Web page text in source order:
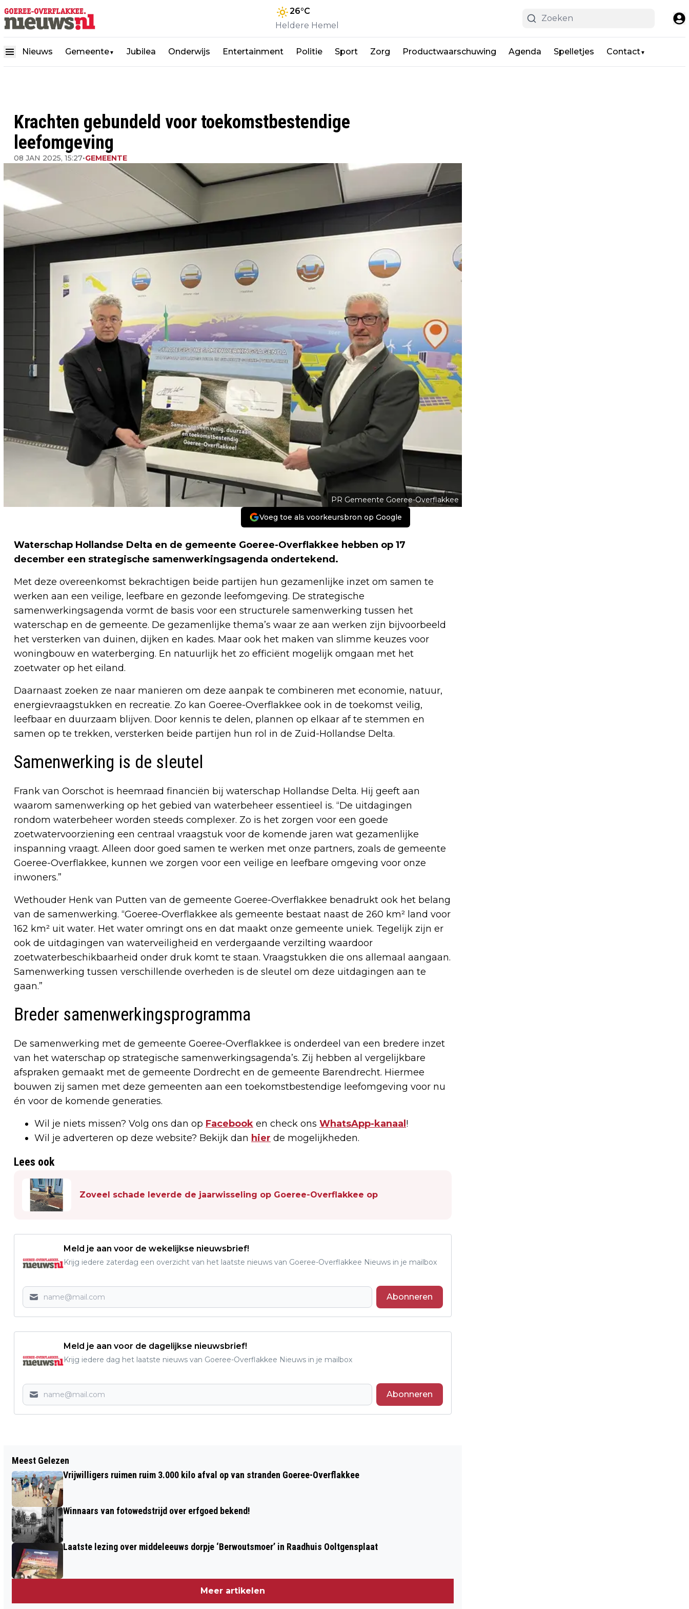
26°C
Heldere Hemel
Nieuws Gemeente▼ Jubilea Onderwijs Entertainment Politie Sport Zorg Productwaarschuwing Agenda Spelletjes Contact▼
Krachten gebundeld voor toekomstbestendige
leefomgeving
08 JAN 2025, 15:27•GEMEENTE
PR Gemeente Goeree-Overflakkee
Voeg toe als voorkeursbron op Google
Waterschap Hollandse Delta en de gemeente Goeree-Overflakkee hebben op 17
december een strategische samenwerkingsagenda ondertekend.
Met deze overeenkomst bekrachtigen beide partijen hun gezamenlijke inzet om samen te
werken aan een veilige, leefbare en gezonde leefomgeving. De strategische
samenwerkingsagenda vormt de basis voor een structurele samenwerking tussen het
waterschap en de gemeente. De gezamenlijke thema’s waar ze aan werken zijn bijvoorbeeld
het versterken van duinen, dijken en kades. Maar ook het maken van slimme keuzes voor
woningbouw en waterberging. En natuurlijk het zo efficiënt mogelijk omgaan met het
zoetwater op het eiland.
Daarnaast zoeken ze naar manieren om deze aanpak te combineren met economie, natuur,
energievraagstukken en recreatie. Zo kan Goeree-Overflakkee ook in de toekomst veilig,
leefbaar en duurzaam blijven. Door kennis te delen, plannen op elkaar af te stemmen en
samen op te trekken, versterken beide partijen hun rol in de Zuid-Hollandse Delta.
Samenwerking is de sleutel
Frank van Oorschot is heemraad financiën bij waterschap Hollandse Delta. Hij geeft aan
waarom samenwerking op het gebied van waterbeheer essentieel is. “De uitdagingen
rondom waterbeheer worden steeds complexer. Zo is het zorgen voor een goede
zoetwatervoorziening een centraal vraagstuk voor de komende jaren wat gezamenlijke
inspanning vraagt. Alleen door goed samen te werken met onze partners, zoals de gemeente
Goeree-Overflakkee, kunnen we zorgen voor een veilige en leefbare omgeving voor onze
inwoners.”
Wethouder Henk van Putten van de gemeente Goeree-Overflakkee benadrukt ook het belang
van de samenwerking. “Goeree-Overflakkee als gemeente bestaat naast de 260 km² land voor
162 km² uit water. Het water omringt ons en dat maakt onze gemeente uniek. Tegelijk zijn er
ook de uitdagingen van waterveiligheid en verdergaande verzilting waardoor
zoetwaterbeschikbaarheid onder druk komt te staan. Vraagstukken die ons allemaal aangaan.
Samenwerking tussen verschillende overheden is de sleutel om deze uitdagingen aan te
gaan.”
Breder samenwerkingsprogramma
De samenwerking met de gemeente Goeree-Overflakkee is onderdeel van een bredere inzet
van het waterschap op strategische samenwerkingsagenda’s. Zij hebben al vergelijkbare
afspraken gemaakt met de gemeente Dordrecht en de gemeente Barendrecht. Hiermee
bouwen zij samen met deze gemeenten aan een toekomstbestendige leefomgeving voor nu
én voor de komende generaties.
Wil je niets missen? Volg ons dan op Facebook en check ons WhatsApp-kanaal !
Wil je adverteren op deze website? Bekijk dan hier de mogelijkheden.
Lees ook
Zoveel schade leverde de jaarwisseling op Goeree-Overflakkee op
Meld je aan voor de wekelijkse nieuwsbrief!
Krijg iedere zaterdag een overzicht van het laatste nieuws van Goeree-Overflakkee Nieuws in je mailbox
Abonneren
Meld je aan voor de dagelijkse nieuwsbrief!
Krijg iedere dag het laatste nieuws van Goeree-Overflakkee Nieuws in je mailbox
Abonneren
ZOVEEL SCHADE LEVERDE DE
JAARWISSELING OP GOEREE-
OVERFLAKKEE OP
HUIDIGE BAAN
Meest Gelezen
Vrijwilligers ruimen ruim 3.000 kilo afval op van stranden Goeree-Overflakkee
Winnaars van fotowedstrijd over erfgoed bekend!
Laatste lezing over middeleeuws dorpje ‘Berwoutsmoer’ in Raadhuis Ooltgensplaat
Meer artikelen